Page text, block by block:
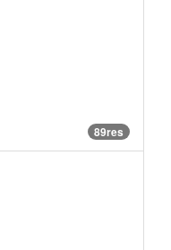
89res